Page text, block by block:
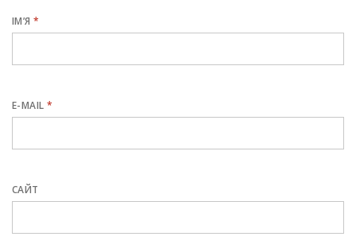
ІМ’Я*
E-MAIL*
САЙТ